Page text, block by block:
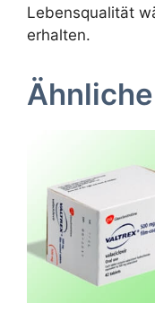
Lebensqualität
erhalten.